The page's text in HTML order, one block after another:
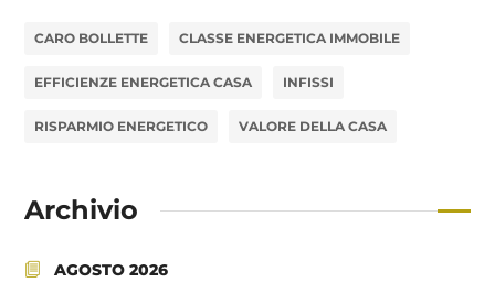
CARO BOLLETTE CLASSE ENERGETICA IMMOBILE
EFFICIENZE ENERGETICA CASA INFISSI
RISPARMIO ENERGETICO VALORE DELLA CASA
Archivio
AGOSTO 2026